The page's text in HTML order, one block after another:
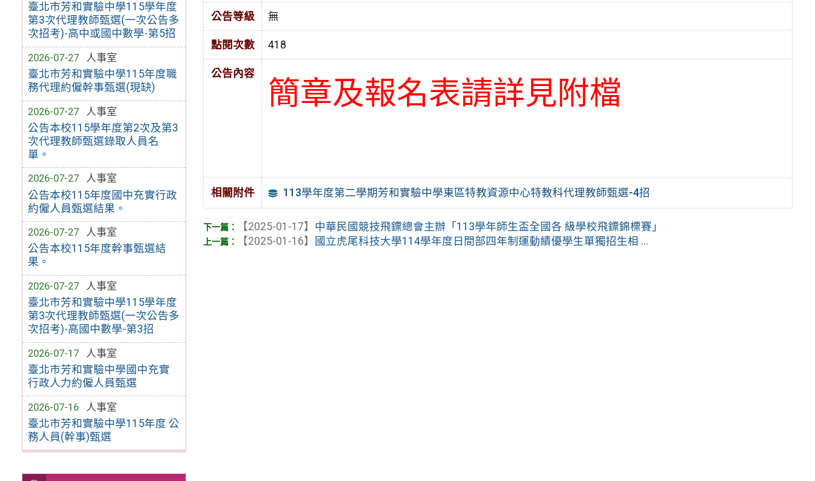
臺北市芳和實驗中學115學年度
第3次代理教師甄選(一次公告多
次招考)-高中或國中數學-第5招
2026-07-27
人事室
臺北市芳和實驗中學115年度職
務代理約僱幹事甄選(現缺)
2026-07-27
人事室
公告本校115學年度第2次及第3
次代理教師甄選錄取人員名
單。
2026-07-27
人事室
公告本校115年度國中充實行政
約僱人員甄選結果。
2026-07-27
人事室
公告本校115年度幹事甄選結
果。
2026-07-27
人事室
臺北市芳和實驗中學115學年度
第3次代理教師甄選(一次公告多
次招考)-高國中數學-第3招
2026-07-17
人事室
臺北市芳和實驗中學國中充實
行政人力約僱人員甄選
2026-07-16
人事室
臺北市芳和實驗中學115年度 公
務人員(幹事)甄選
公告等級 無
點閱次數 418
公告內容
簡章及報名表請詳見附檔
相關附件 113學年度第二學期芳和實驗中學東區特教資源中心特教科代理教師甄選-4招
【2025-01-17】 中華民國競技飛鏢總會主辦「113學年師生盃全國各 級學校飛鏢錦標賽」
【2025-01-16】 國立虎尾科技大學114學年度日間部四年制運動績優學生單獨招生相 ...